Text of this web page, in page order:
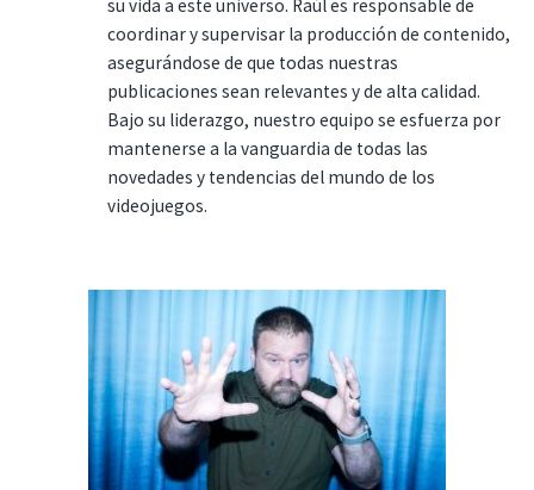
su vida a este universo. Raúl es responsable de
coordinar y supervisar la producción de contenido,
asegurándose de que todas nuestras
publicaciones sean relevantes y de alta calidad.
Bajo su liderazgo, nuestro equipo se esfuerza por
mantenerse a la vanguardia de todas las
novedades y tendencias del mundo de los
videojuegos.